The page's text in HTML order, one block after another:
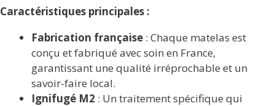
Caractéristiques principales :
Fabrication française : Chaque matelas est
conçu et fabriqué avec soin en France,
garantissant une qualité irréprochable et un
savoir-faire local.
Ignifugé M2 : Un traitement spécifique qui